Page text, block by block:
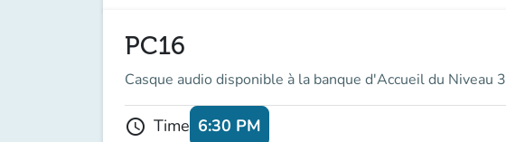
PC16
Casque audio disponible à la banque d'Accueil du Niveau 3
schedule Time 6:30 PM